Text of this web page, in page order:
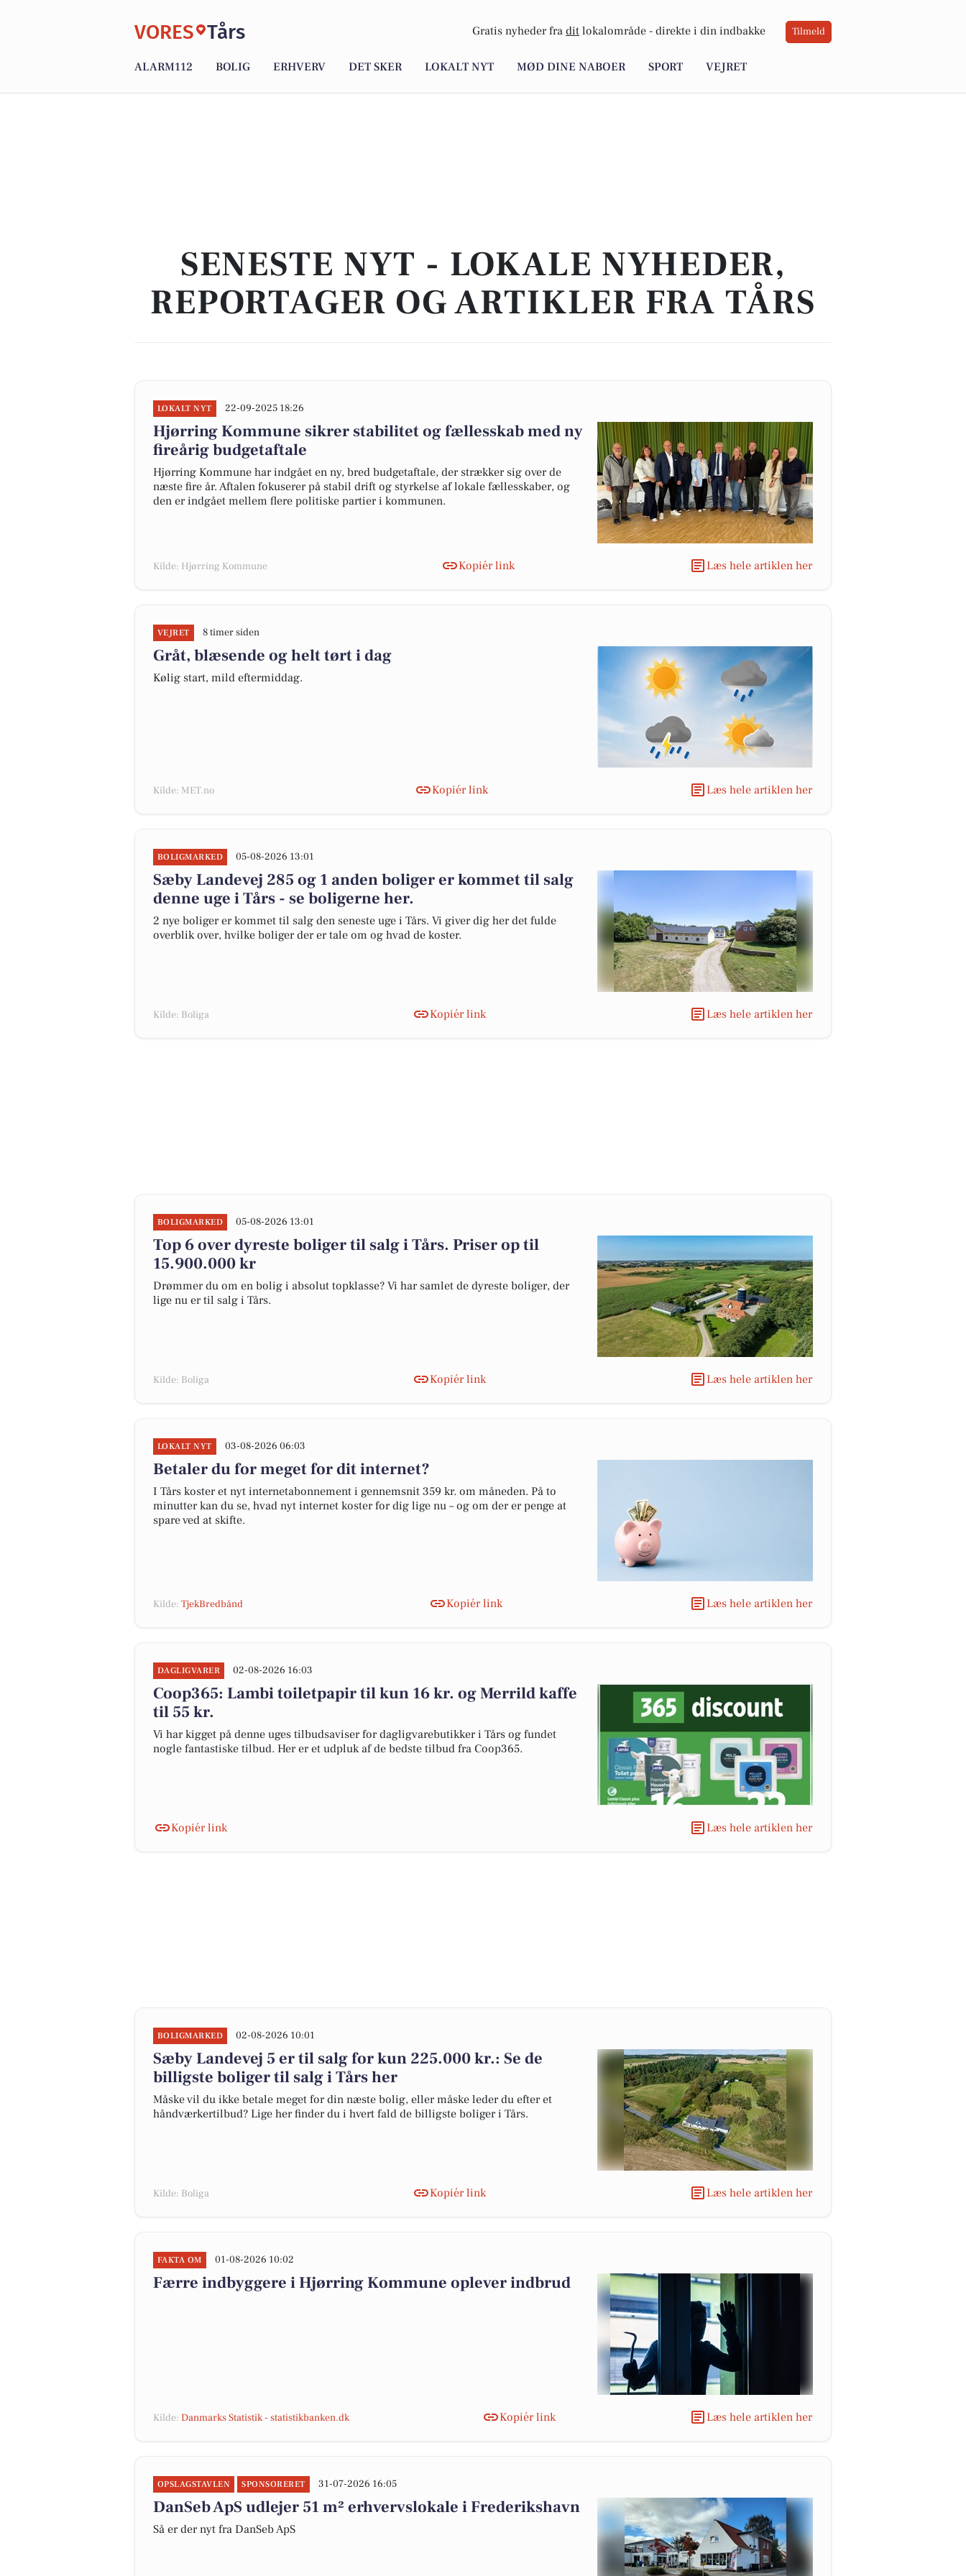
VORES Tårs Gratis nyheder fra dit lokalområde - direkte i din indbakke Tilmeld
ALARM112 BOLIG ERHVERV DET SKER LOKALT NYT MØD DINE NABOER SPORT VEJRET
SENESTE NYT - LOKALE NYHEDER,
REPORTAGER OG ARTIKLER FRA TÅRS
LOKALT NYT 22-09-2025 18:26
Hjørring Kommune sikrer stabilitet og fællesskab med ny
fireårig budgetaftale
Hjørring Kommune har indgået en ny, bred budgetaftale, der strækker sig over de
næste fire år. Aftalen fokuserer på stabil drift og styrkelse af lokale fællesskaber, og
den er indgået mellem flere politiske partier i kommunen.
Kilde: Hjørring Kommune Kopiér link Læs hele artiklen her
VEJRET 8 timer siden
Gråt, blæsende og helt tørt i dag
Kølig start, mild eftermiddag.
Kilde: MET.no Kopiér link Læs hele artiklen her
BOLIGMARKED 05-08-2026 13:01
Sæby Landevej 285 og 1 anden boliger er kommet til salg
denne uge i Tårs - se boligerne her.
2 nye boliger er kommet til salg den seneste uge i Tårs. Vi giver dig her det fulde
overblik over, hvilke boliger der er tale om og hvad de koster.
Kilde: Boliga Kopiér link Læs hele artiklen her
BOLIGMARKED 05-08-2026 13:01
Top 6 over dyreste boliger til salg i Tårs. Priser op til
15.900.000 kr
Drømmer du om en bolig i absolut topklasse? Vi har samlet de dyreste boliger, der
lige nu er til salg i Tårs.
Kilde: Boliga Kopiér link Læs hele artiklen her
LOKALT NYT 03-08-2026 06:03
Betaler du for meget for dit internet?
I Tårs koster et nyt internetabonnement i gennemsnit 359 kr. om måneden. På to
minutter kan du se, hvad nyt internet koster for dig lige nu – og om der er penge at
spare ved at skifte.
Kilde: TjekBredbånd Kopiér link Læs hele artiklen her
DAGLIGVARER 02-08-2026 16:03
Coop365: Lambi toiletpapir til kun 16 kr. og Merrild kaffe
til 55 kr.
Vi har kigget på denne uges tilbudsaviser for dagligvarebutikker i Tårs og fundet
nogle fantastiske tilbud. Her er et udpluk af de bedste tilbud fra Coop365.
Kopiér link Læs hele artiklen her
BOLIGMARKED 02-08-2026 10:01
Sæby Landevej 5 er til salg for kun 225.000 kr.: Se de
billigste boliger til salg i Tårs her
Måske vil du ikke betale meget for din næste bolig, eller måske leder du efter et
håndværkertilbud? Lige her finder du i hvert fald de billigste boliger i Tårs.
Kilde: Boliga Kopiér link Læs hele artiklen her
FAKTA OM 01-08-2026 10:02
Færre indbyggere i Hjørring Kommune oplever indbrud
Kilde: Danmarks Statistik - statistikbanken.dk Kopiér link Læs hele artiklen her
OPSLAGSTAVLEN SPONSORERET 31-07-2026 16:05
DanSeb ApS udlejer 51 m² erhvervslokale i Frederikshavn
Så er der nyt fra DanSeb ApS